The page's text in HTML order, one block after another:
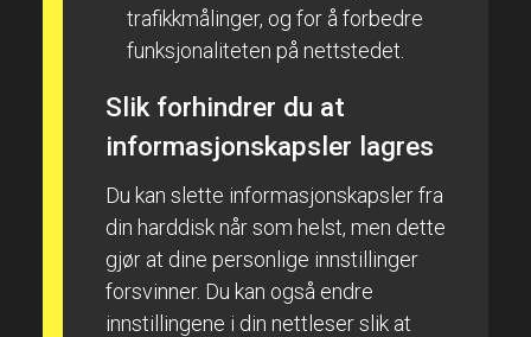
trafikkmålinger, og for å forbedre
funksjonaliteten på nettstedet.
Slik forhindrer du at
informasjonskapsler lagres
Du kan slette informasjonskapsler fra
din harddisk når som helst, men dette
gjør at dine personlige innstillinger
forsvinner. Du kan også endre
innstillingene i din nettleser slik at